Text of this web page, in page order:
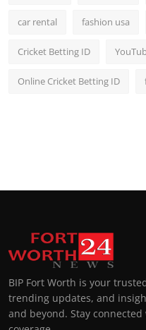
car rental fashion usa
Cricket Betting ID
Online Cricket Betting ID
BIP Fort Worth is your
trending updates, and
and beyond. Stay